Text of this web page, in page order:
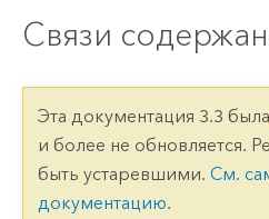
Связи
Эта документация 3.3 была
и более не обновляется.
быть устаревшими. См.
документацию.